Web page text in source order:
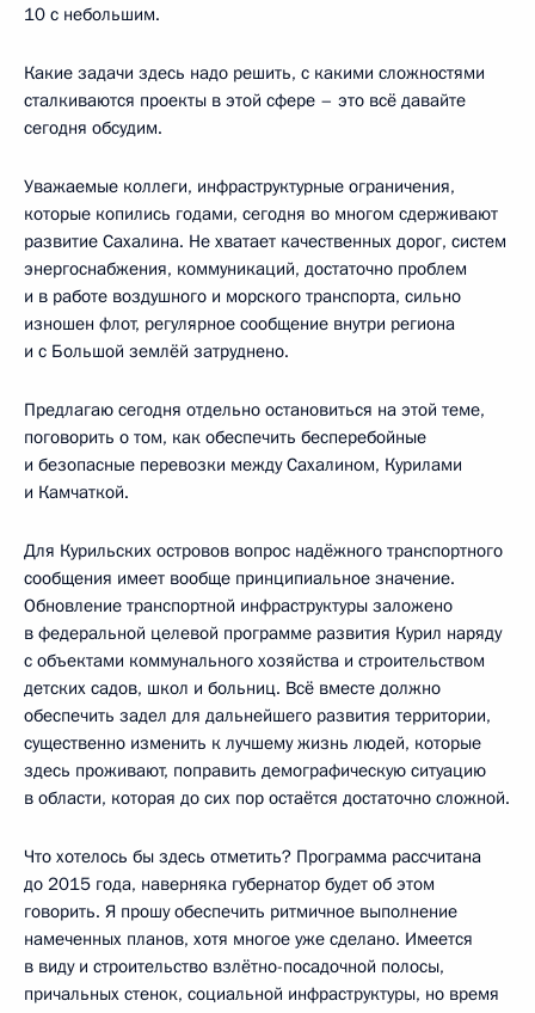
10 с небольшим.
Какие задачи здесь надо решить, с какими сложностями
сталкиваются проекты в этой сфере – это всё давайте
сегодня обсудим.
Уважаемые коллеги, инфраструктурные ограничения,
которые копились годами, сегодня во многом сдерживают
развитие Сахалина. Не хватает качественных дорог, систем
энергоснабжения, коммуникаций, достаточно проблем
и в работе воздушного и морского транспорта, сильно
изношен флот, регулярное сообщение внутри региона
и с Большой землёй затруднено.
Предлагаю сегодня отдельно остановиться на этой теме,
поговорить о том, как обеспечить бесперебойные
и безопасные перевозки между Сахалином, Курилами
и Камчаткой.
Для Курильских островов вопрос надёжного транспортного
сообщения имеет вообще принципиальное значение.
Обновление транспортной инфраструктуры заложено
в федеральной целевой программе развития Курил наряду
с объектами коммунального хозяйства и строительством
детских садов, школ и больниц. Всё вместе должно
обеспечить задел для дальнейшего развития территории,
существенно изменить к лучшему жизнь людей, которые
здесь проживают, поправить демографическую ситуацию
в области, которая до сих пор остаётся достаточно сложной.
Что хотелось бы здесь отметить? Программа рассчитана
до 2015 года, наверняка губернатор будет об этом
говорить. Я прошу обеспечить ритмичное выполнение
намеченных планов, хотя многое уже сделано. Имеется
в виду и строительство взлётно-посадочной полосы,
причальных стенок, социальной инфраструктуры, но время